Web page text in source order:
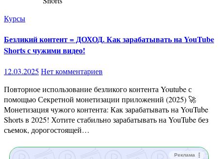
Курсы
Безликий контент = ДОХОД. Как зарабатывать на YouTube
Shorts с чужими видео!
12.03.2025 Нет комментариев
Повторное использование безликого контента Youtube с
помощью Секретной монетизации приложений (2025) 🚀
Монетизация чужого контента: Как зарабатывать на YouTube
Shorts в 2025! Хотите стабильно зарабатывать на YouTube без
съемок, дорогостоящей…
Реклама